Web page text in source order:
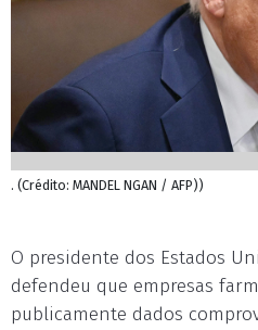
. (Crédito: MANDEL NGAN / AFP))
O presidente dos Estados
defendeu que empresas
publicamente dados